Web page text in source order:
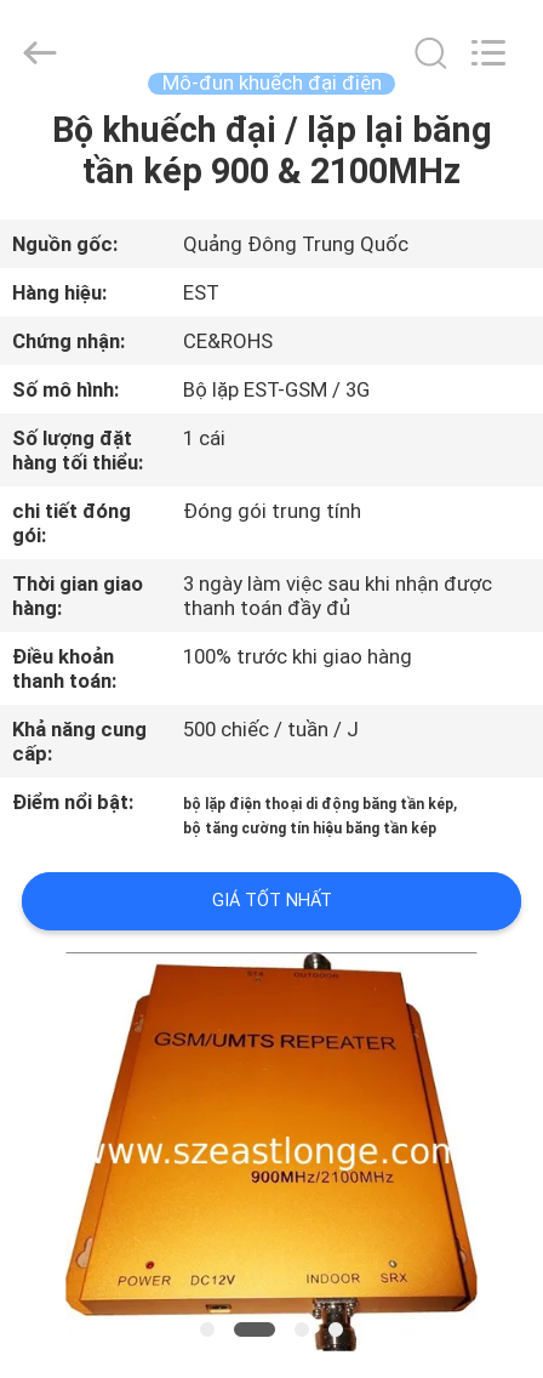
TRANG
CÁC
SẢN
PHẨM
VIDEO
CHÚNG
TÔI
THAM
QUAN
NHÀ
MÁY
SOÁT
CHẤT
CHÚNG
TỨC
Mô-đun khuếch đại điện
Bộ khuếch đại / lặp lại băng
tần kép 900 & 2100MHz
Nguồn gốc:
Quảng Đông Trung Quốc
Hàng hiệu:
EST
Chứng nhận:
CE&ROHS
Số mô hình:
Bộ lặp EST-GSM / 3G
Số lượng đặt
hàng tối thiểu:
1 cái
chi tiết đóng
gói:
Đóng gói trung tính
Thời gian giao
hàng:
3 ngày làm việc sau khi nhận được
thanh toán đầy đủ
Điều khoản
thanh toán:
100% trước khi giao hàng
Khả năng cung
cấp:
500 chiếc / tuần / J
Điểm nổi bật: bộ lặp điện thoại di động băng tần kép,
bộ tăng cường tín hiệu băng tần kép
GIÁ TỐT NHẤT